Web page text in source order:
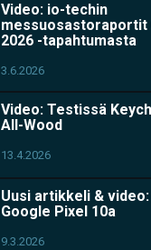
Video: io-techin
messuosastoraportit
2026 -tapahtumasta
3.6.2026
Video: Testissä
All-Wood
13.4.2026
Uusi artikkeli &
Google Pixel 10a
9.3.2026